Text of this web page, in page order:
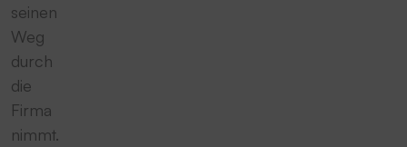
seinen
Weg
durch
die
Firma
nimmt.